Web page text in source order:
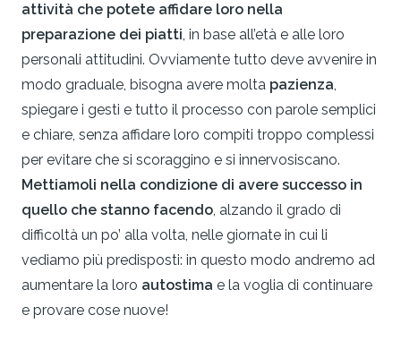
attività che potete affidare loro nella
preparazione dei piatti, in base all’età e alle loro
personali attitudini. Ovviamente tutto deve avvenire in
modo graduale, bisogna avere molta pazienza,
spiegare i gesti e tutto il processo con parole semplici
e chiare, senza affidare loro compiti troppo complessi
per evitare che si scoraggino e si innervosiscano.
Mettiamoli nella condizione di avere successo in
quello che stanno facendo, alzando il grado di
difficoltà un po’ alla volta, nelle giornate in cui li
vediamo più predisposti: in questo modo andremo ad
aumentare la loro autostima e la voglia di continuare
e provare cose nuove!